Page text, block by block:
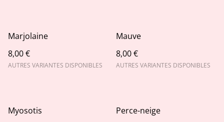
Marjolaine
8,00 €
AUTRES VARIANTES DISPONIBLES
Mauve
8,00 €
AUTRES VARIANTES DISPONIBLES
Myosotis
Perce-neige